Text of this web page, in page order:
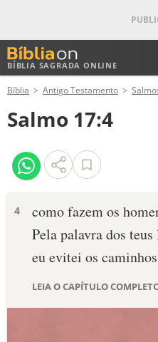
BÍBLIA SAGRADA ONLINE
ANTIGO TESTAMENTO
NOVO TESTAMENTO
VERSÍCULOS
PALAVRA DO DIA
DEVOCIONAL DIÁRIO
Bíblia Antigo Testamento
Salmo 17:4
4
como fazem os
Pela palavra dos
eu evitei os
LEIA O CAPÍTULO